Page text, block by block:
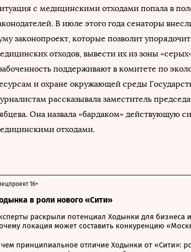
с медицинскими отходами попала в
В июле этого года сенаторы
законопроект, которые позволит
отходов, вывести их из зоны
поддерживают в комитете по
и охране окружающей среды
рассказывала заместитель
Она назвала «бардаком» действующую
отходами.
в роли нового «Сити»
16+
раскрыли потенциал Ходынки для бизнеса
локация может составить конкуренцию
принципиальное отличие Ходынки от «Сити»: